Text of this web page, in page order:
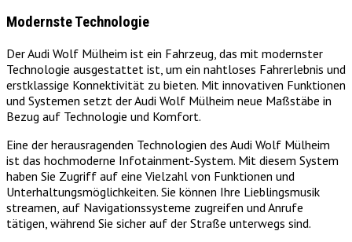
Modernste Technologie
Der Audi Wolf Mülheim ist ein Fahrzeug, das mit modernster
Technologie ausgestattet ist, um ein nahtloses Fahrerlebnis und
erstklassige Konnektivität zu bieten. Mit innovativen Funktionen
und Systemen setzt der Audi Wolf Mülheim neue Maßstäbe in
Bezug auf Technologie und Komfort.
Eine der herausragenden Technologien des Audi Wolf Mülheim
ist das hochmoderne Infotainment-System. Mit diesem System
haben Sie Zugriff auf eine Vielzahl von Funktionen und
Unterhaltungsmöglichkeiten. Sie können Ihre Lieblingsmusik
streamen, auf Navigationssysteme zugreifen und Anrufe
tätigen, während Sie sicher auf der Straße unterwegs sind.